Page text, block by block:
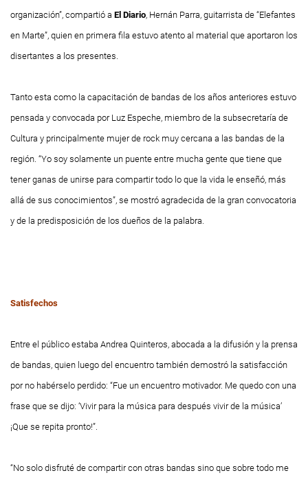
organización”, compartió a El Diario, Hernán Parra, guitarrista de “Elefantes
en Marte”, quien en primera fila estuvo atento al material que aportaron los
disertantes a los presentes.
Tanto esta como la capacitación de bandas de los años anteriores estuvo
pensada y convocada por Luz Espeche, miembro de la subsecretaría de
Cultura y principalmente mujer de rock muy cercana a las bandas de la
región. “Yo soy solamente un puente entre mucha gente que tiene que
tener ganas de unirse para compartir todo lo que la vida le enseñó, más
allá de sus conocimientos”, se mostró agradecida de la gran convocatoria
y de la predisposición de los dueños de la palabra.
Satisfechos
Entre el público estaba Andrea Quinteros, abocada a la difusión y la prensa
de bandas, quien luego del encuentro también demostró la satisfacción
por no habérselo perdido: “Fue un encuentro motivador. Me quedo con una
frase que se dijo: ‘Vivir para la música para después vivir de la música’
¡Que se repita pronto!”.
“No solo disfruté de compartir con otras bandas sino que sobre todo me